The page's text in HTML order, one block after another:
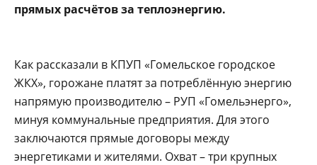
прямых расчётов за теплоэнергию.
Как рассказали в КПУП «Гомельское городское
ЖКХ», горожане платят за потреблённую энергию
напрямую производителю – РУП «Гомельэнерго»,
минуя коммунальные предприятия. Для этого
заключаются прямые договоры между
энергетиками и жителями. Охват – три крупных